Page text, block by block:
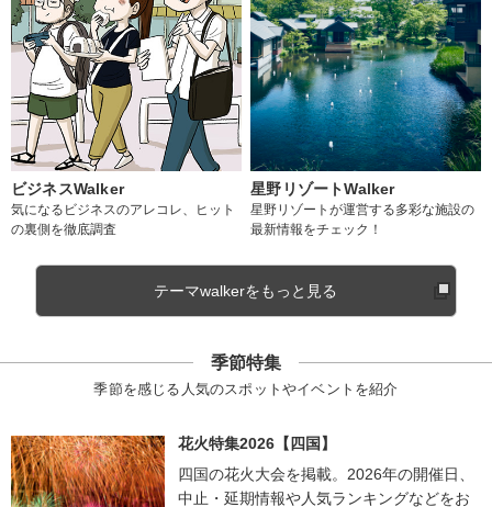
ビジネスWalker
気になるビジネスのアレコレ、ヒット
の裏側を徹底調査
星野リゾートWalker
星野リゾートが運営する多彩な施設の
最新情報をチェック！
テーマwalkerをもっと見る
季節特集
季節を感じる人気のスポットやイベントを紹介
花火特集2026【四国】
四国の花火大会を掲載。2026年の開催日、
中止・延期情報や人気ランキングなどをお